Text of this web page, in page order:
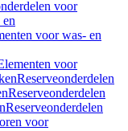
voor
voor was- en
voor
Reserveonderdelen
Reserveonderdelen
Reserveonderdelen
voor